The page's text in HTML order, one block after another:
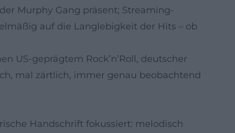
Murphy Gang präsent; Streaming-
auf die Langlebigkeit der Hits – ob
US-geprägtem Rock’n’Roll, deutscher
mal zärtlich, immer genau beobachtend
Handschrift fokussiert: melodisch